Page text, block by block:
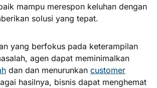
mampu merespon keluhan dengan
solusi yang tepat.
yang berfokus pada keterampilan
agen dapat meminimalkan
dan dan menurunkan customer
hasilnya, bisnis dapat menghemat